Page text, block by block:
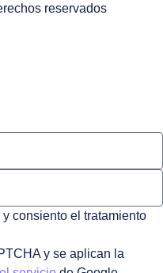
reservados
y consiento el tratamiento
y se aplican la